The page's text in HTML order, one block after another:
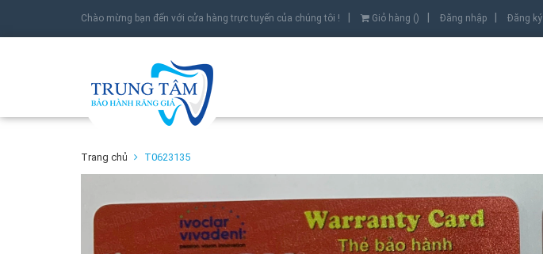
Chào mừng bạn đến với cửa hàng trực tuyến của chúng tôi ! Giỏ hàng () Đăng nhập Đăng ký
Trang chủ T0623135